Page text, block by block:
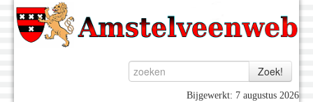
Bijgewerkt: 7 augustus 2026